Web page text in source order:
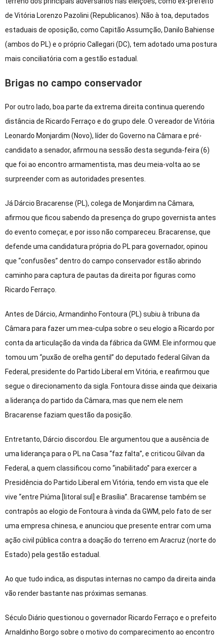
de Vitória Lorenzo Pazolini (Republicanos). Não à toa, deputados
estaduais de oposição, como Capitão Assumção, Danilo Bahiense
(ambos do PL) e o próprio Callegari (DC), tem adotado uma postura
mais conciliatória com a gestão estadual.
Brigas no campo conservador
Por outro lado, boa parte da extrema direita continua querendo
distância de Ricardo Ferraço e do grupo dele. O vereador de Vitória
Leonardo Monjardim (Novo), líder do Governo na Câmara e pré-
candidato a senador, afirmou na sessão desta segunda-feira (6)
que foi ao encontro armamentista, mas deu meia-volta ao se
surpreender com as autoridades presentes.
Já Dárcio Bracarense (PL), colega de Monjardim na Câmara,
afirmou que ficou sabendo da presença do grupo governista antes
do evento começar, e por isso não compareceu. Bracarense, que
defende uma candidatura própria do PL para governador, opinou
que “confusões” dentro do campo conservador estão abrindo
caminho para captura de pautas da direita por figuras como
Ricardo Ferraço.
Antes de Dárcio, Armandinho Fontoura (PL) subiu à tribuna da
Câmara para fazer um mea-culpa sobre o seu elogio a Ricardo por
conta da articulação da vinda da fábrica da GWM. Ele informou que
tomou um “puxão de orelha gentil” do deputado federal Gilvan da
Federal, presidente do Partido Liberal em Vitória, e reafirmou que
segue o direcionamento da sigla. Fontoura disse ainda que deixaria
a liderança do partido da Câmara, mas que nem ele nem
Bracarense faziam questão da posição.
Entretanto, Dárcio discordou. Ele argumentou que a ausência de
uma liderança para o PL na Casa “faz falta”, e criticou Gilvan da
Federal, a quem classificou como “inabilitado” para exercer a
Presidência do Partido Liberal em Vitória, tendo em vista que ele
vive “entre Piúma [litoral sul] e Brasília”. Bracarense também se
contrapôs ao elogio de Fontoura à vinda da GWM, pelo fato de ser
uma empresa chinesa, e anunciou que presente entrar com uma
ação civil pública contra a doação do terreno em Aracruz (norte do
Estado) pela gestão estadual.
Ao que tudo indica, as disputas internas no campo da direita ainda
vão render bastante nas próximas semanas.
Século Diário questionou o governador Ricardo Ferraço e o prefeito
Arnaldinho Borgo sobre o motivo do comparecimento ao encontro